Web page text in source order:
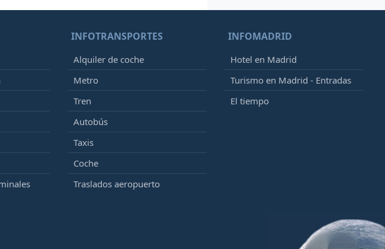
INFOTRANSPORTES
Alquiler de coche
Metro
Tren
Autobús
Taxis
Coche
Traslados aeropuerto
INFOMADRID
Hotel en Madrid
Turismo en Madrid - Entradas
El tiempo